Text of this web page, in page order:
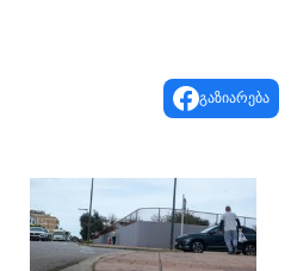
გაზიარება